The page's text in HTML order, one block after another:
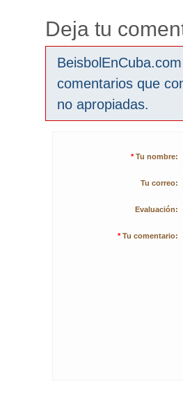
Deja tu
comentarios que
no apropiadas.
* Tu nombre:
Tu correo:
Evaluación:
* Tu comentario: